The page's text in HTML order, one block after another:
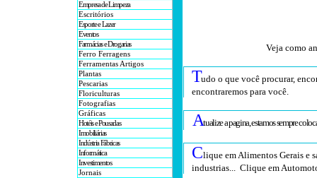
Empresa de Limpeza
Escritórios
Esporte e Lazer
Eventos
Farmácias e Drogarias
Ferro Ferragens
Ferramentas Artigos
Plantas
Pescarias
Floriculturas
Fotografias
Gráficas
Hotéis e Pousadas
Imobiliárias
Indústria Fábricas
Informática
Investimentos
Jornais
Veja como
Tudo o que você procurar,
encontraremos para você.
Atualize a pagina, estamos sempre
Clique em Alimentos Gerais e
industrias... Clique em